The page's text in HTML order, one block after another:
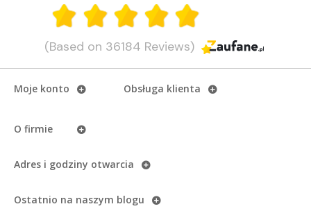
(Based on 36184 Reviews)
Moje konto
O firmie
Obsługa klienta
Adres i godziny otwarcia
Ostatnio na naszym blogu